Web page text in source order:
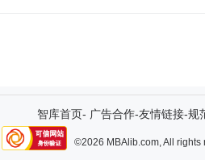
智库首页- 广告合作-友情链接-规
©2026 MBAlib.com, All